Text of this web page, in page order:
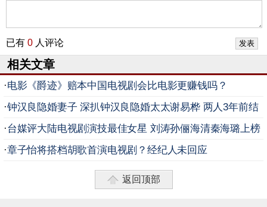
已有 0 人评论
相关文章
·电影《爵迹》赔本中国电视剧会比电影更赚钱吗？
·钟汉良隐婚妻子 深扒钟汉良隐婚太太谢易桦 两人3年前结
婚 钟汉良主演的电视剧
·台媒评大陆电视剧演技最佳女星 刘涛孙俪海清秦海璐上榜
·章子怡将搭档胡歌首演电视剧？经纪人未回应
返回顶部